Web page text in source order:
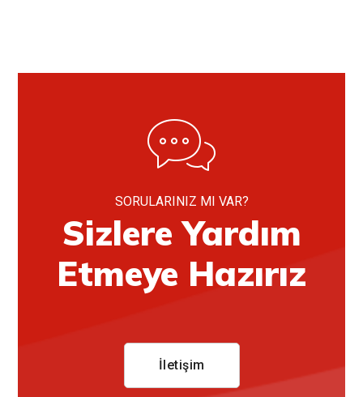
SORULARINIZ MI VAR?
Sizlere Yardım
Etmeye Hazırız
İletişim